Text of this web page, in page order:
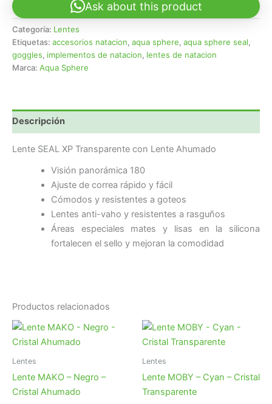
Ask about this product
Categoría: Lentes
Etiquetas: accesorios natacion, aqua sphere, aqua sphere seal,
goggles, implementos de natacion, lentes de natacion
Marca: Aqua Sphere
Descripción
Lente SEAL XP Transparente con Lente Ahumado
Visión panorámica 180
Ajuste de correa rápido y fácil
Cómodos y resistentes a goteos
Lentes anti-vaho y resistentes a rasguños
Áreas especiales mates y lisas en la silicona
fortalecen el sello y mejoran la comodidad
Productos relacionados
Lentes
Lente MAKO – Negro –
Cristal Ahumado
Lentes
Lente MOBY – Cyan – Cristal
Transparente